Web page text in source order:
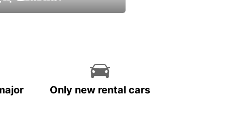
Only new rental cars